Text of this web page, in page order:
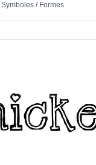
Symboles/ Formes